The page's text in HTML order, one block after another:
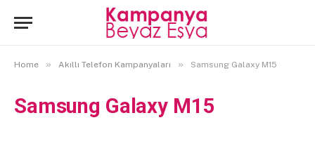
Home » Akıllı Telefon Kampanyaları » Samsung Galaxy M15
Samsung Galaxy M15